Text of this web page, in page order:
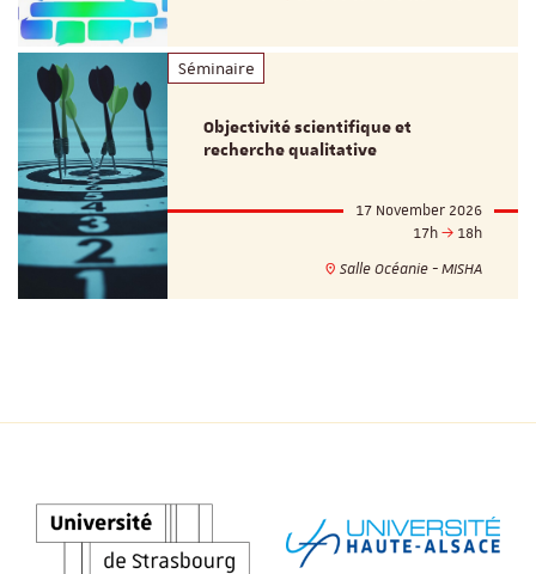
Séminaire
Objectivité scientifique et
recherche qualitative
17 November 2026
17h
18h
Salle Océanie - MISHA